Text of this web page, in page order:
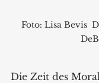
Foto: Lisa Bevis
Die Zeit des